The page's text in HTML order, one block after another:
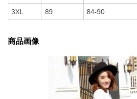
3XL 89 84-90
商品画像